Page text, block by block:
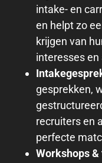
intake- en
en helpt zo
krijgen van
interesses
gesprekken,
recruiters en
perfecte
Workshops